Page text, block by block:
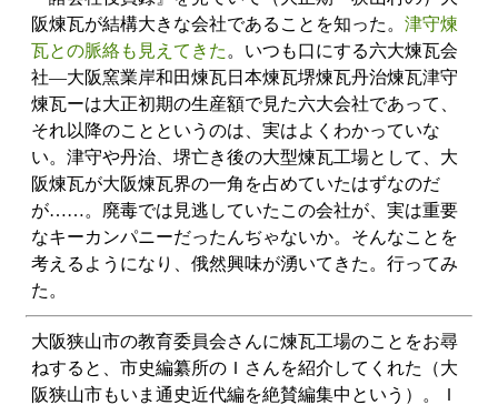
阪煉瓦が結構大きな会社であることを知った。 津守煉
瓦との脈絡も見えてきた 。いつも口にする六大煉瓦会
社―大阪窯業岸和田煉瓦日本煉瓦堺煉瓦丹治煉瓦津守
煉瓦ーは大正初期の生産額で見た六大会社であって、
それ以降のことというのは、実はよくわかっていな
い。津守や丹治、堺亡き後の大型煉瓦工場として、大
阪煉瓦が大阪煉瓦界の一角を占めていたはずなのだ
が……。廃毒では見逃していたこの会社が、実は重要
なキーカンパニーだったんぢゃないか。そんなことを
考えるようになり、俄然興味が湧いてきた。行ってみ
た。
大阪狭山市の教育委員会さんに煉瓦工場のことをお尋
ねすると、市史編纂所のＩさんを紹介してくれた（大
阪狭山市もいま通史近代編を絶賛編集中という）。Ｉ